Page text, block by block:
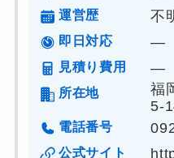
運営歴 不
即日対応 ―
見積り費用 ―
所在地
福
5-
電話番号
公式サイト